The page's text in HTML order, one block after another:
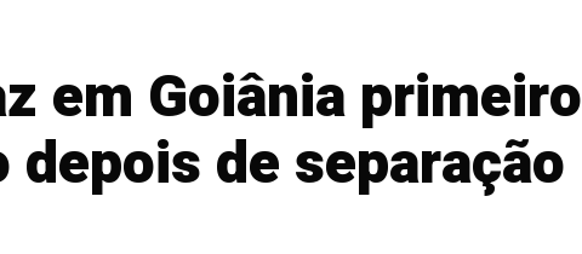
em Goiânia primeiro
depois de separação